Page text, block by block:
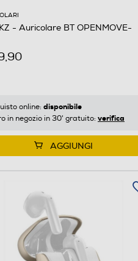
- Auricolare BT OPENMOVE-
online: disponibile
in negozio in 30' gratuito: verifica
AGGIUNGI